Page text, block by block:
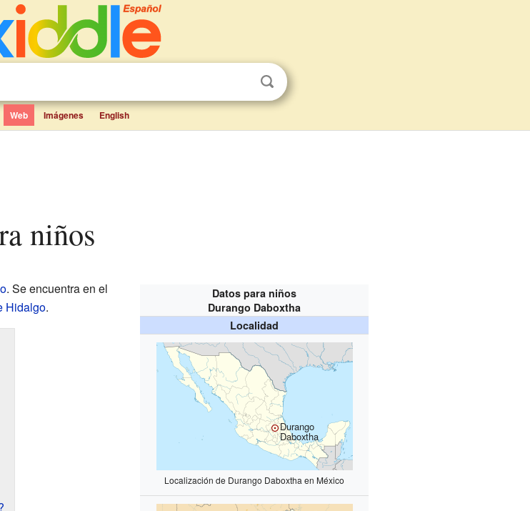
Web Imágenes English
niños
Datos para niños
Durango Daboxtha
Localidad
Durango
Daboxtha
Localización de Durango Daboxtha en México
. Se encuentra en el
Hidalgo.